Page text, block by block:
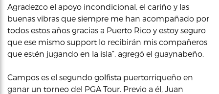
Agradezco el apoyo incondicional, el cariño y las
buenas vibras que siempre me han acompañado por
todos estos años gracias a Puerto Rico y estoy seguro
que ese mismo support lo recibirán mis compañeros
que estén jugando en la isla”, agregó el guaynabeño.
Campos es el segundo golfista puertorriqueño en
ganar un torneo del PGA Tour. Previo a él, Juan